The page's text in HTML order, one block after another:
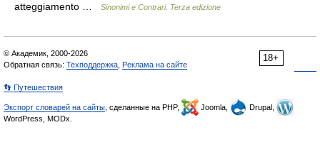
atteggiamento …
Sinonimi e Contrari. Terza edizione
18+
© Академик, 2000-2026
Обратная связь: Техподдержка Реклама на сайте
👣 Путешествия
Экспорт словарей на сайты , сделанные на PHP, Joomla,
Drupal,
WordPress, MODx.